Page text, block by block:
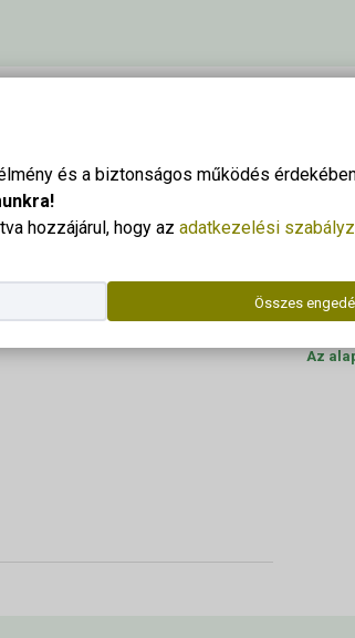
és a biztonságos működés
hozzájárul, hogy az adatkezelési
Összes E-
Az